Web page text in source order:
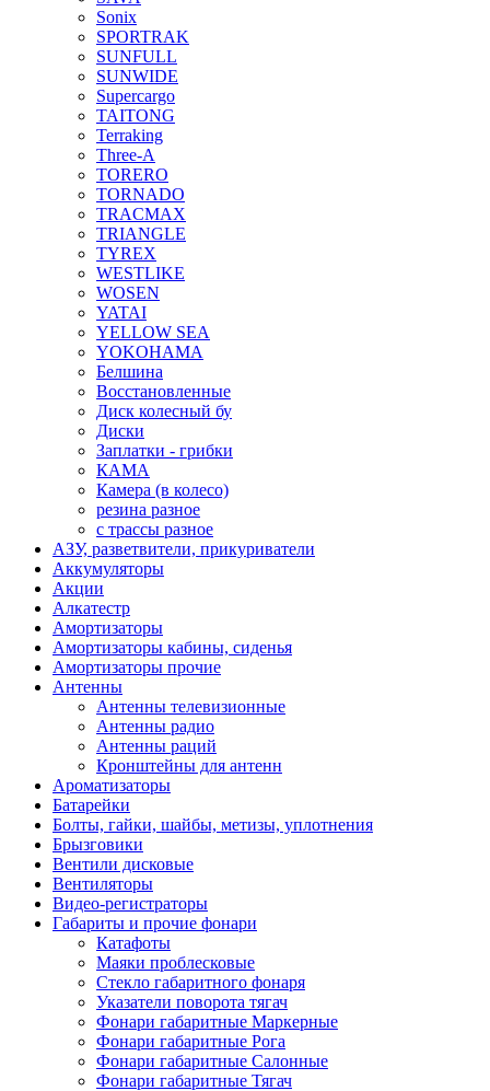
Sonix
SPORTRAK
SUNFULL
SUNWIDE
Supercargo
TAITONG
Terraking
Three-A
TORERO
TORNADO
TRACMAX
TRIANGLE
TYREX
WESTLIKE
WOSEN
YATAI
YELLOW SEA
YOKOHAMA
Белшина
Восстановленные
Диск колесный бу
Диски
Заплатки - грибки
КАМА
Камера (в колесо)
резина разное
с трассы разное
АЗУ, разветвители, прикуриватели
Аккумуляторы
Акции
Алкатестр
Амортизаторы
Амортизаторы кабины, сиденья
Амортизаторы прочие
Антенны
Антенны телевизионные
Антенны радио
Антенны раций
Кронштейны для антенн
Ароматизаторы
Батарейки
Болты, гайки, шайбы, метизы, уплотнения
Брызговики
Вентили дисковые
Вентиляторы
Видео-регистраторы
Габариты и прочие фонари
Катафоты
Маяки проблесковые
Стекло габаритного фонаря
Указатели поворота тягач
Фонари габаритные Маркерные
Фонари габаритные Рога
Фонари габаритные Салонные
Фонари габаритные Тягач